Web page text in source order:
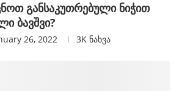
განსაკუთრებული ნიჭით
ბავშვი?
26, 2022 3K ნახვა